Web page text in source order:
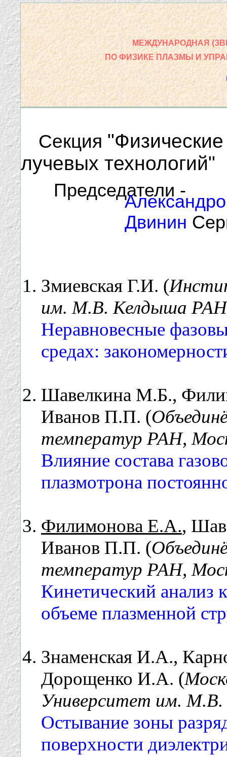
МЕЖДУНАРОДНАЯ
ПО ФИЗИКЕ ПЛАЗМЫ И
Секция
лучевых технологий"
Председатели -
Двинин
Змиевская Г.И. (
им. М.В. Келдыша
Неравновесные
средах:
Шавелкина М.Б.,
Иванов П.П. (
температур РАН,
Влияние состава
плазмотрона
Филимонова Е.А.,
Иванов П.П. (
температур РАН,
Кинетический анализ
объеме плазменной
Знаменская И.А.,
Дорощенко И.А. (
Университет им. М.В.
Остывание зоны
поверхности